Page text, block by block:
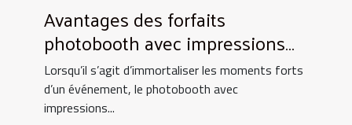
Avantages des forfaits
photobooth avec impressions
illimitées
Lorsqu’il s’agit d’immortaliser les moments forts
d’un événement, le photobooth avec
impressions...